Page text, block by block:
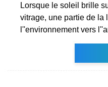
Lorsque le soleil brille
vitrage, une partie de la
l''environnement vers